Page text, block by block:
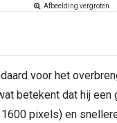
Afbeelding vergroten
voor het
betekent dat hij
pixels) en